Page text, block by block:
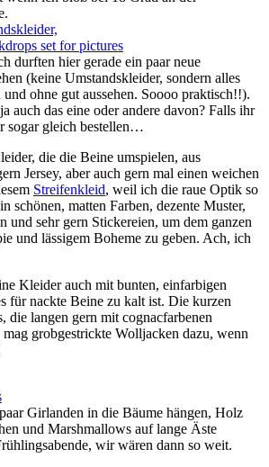
durften hier gerade ein paar neue
(keine Umstandskleider, sondern alles
ohne gut aussehen. Soooo praktisch!!).
auch das eine oder andere davon? Falls ihr
sogar gleich bestellen…
die die Beine umspielen, aus
Jersey, aber auch gern mal einen weichen
Streifenkleid, weil ich die raue Optik so
schönen, matten Farben, dezente Muster,
und sehr gern Stickereien, um dem ganzen
und lässigem Boheme zu geben. Ach, ich
Kleider auch mit bunten, einfarbigen
für nackte Beine zu kalt ist. Die kurzen
die langen gern mit cognacfarbenen
grobgestrickte Wolljacken dazu, wenn
Girlanden in die Bäume hängen, Holz
und Marshmallows auf lange Äste
wir wären dann so weit.